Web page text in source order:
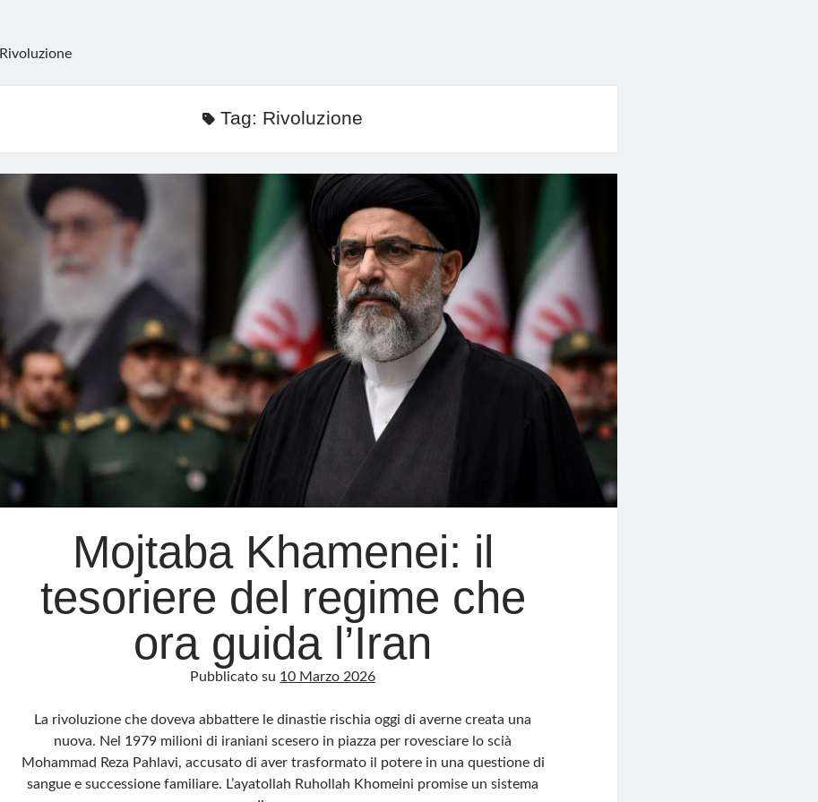
Rivoluzione
Tag: Rivoluzione
Mojtaba Khamenei: il
tesoriere del regime che
ora guida l’Iran
Pubblicato su 10 Marzo 2026
La rivoluzione che doveva abbattere le dinastie rischia oggi di averne creata una
nuova. Nel 1979 milioni di iraniani scesero in piazza per rovesciare lo scià
Mohammad Reza Pahlavi, accusato di aver trasformato il potere in una questione di
sangue e successione familiare. L’ayatollah Ruhollah Khomeini promise un sistema